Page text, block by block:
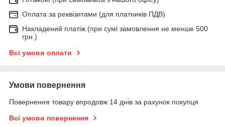
Оплата за реквізитами (для платників ПДВ)
Накладений платіж (при сумі замовлення не менше 500
грн.)
Всі умови оплати
Умови повернення
Повернення товару впродовж 14 днів за рахунок покупця
Всі умови повернення